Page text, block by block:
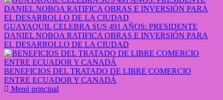
GUAYAQUIL CELEBRA SUS 491 AÑOS: PRESIDENTE
DANIEL NOBOA RATIFICA OBRAS E INVERSIÓN PARA
EL DESARROLLO DE LA CIUDAD
BENEFICIOS DEL TRATADO DE LIBRE COMERCIO
ENTRE ECUADOR Y CANADÁ
Menú principal